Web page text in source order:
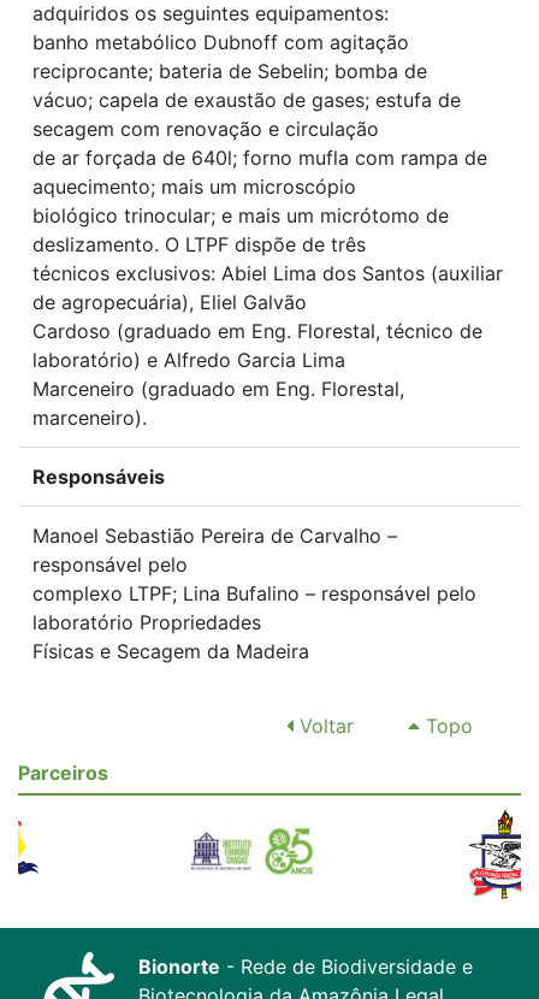
adquiridos os seguintes equipamentos:
banho metabólico Dubnoff com agitação
reciprocante; bateria de Sebelin; bomba de
vácuo; capela de exaustão de gases; estufa de
secagem com renovação e circulação
de ar forçada de 640l; forno mufla com rampa de
aquecimento; mais um microscópio
biológico trinocular; e mais um micrótomo de
deslizamento. O LTPF dispõe de três
técnicos exclusivos: Abiel Lima dos Santos (auxiliar
de agropecuária), Eliel Galvão
Cardoso (graduado em Eng. Florestal, técnico de
laboratório) e Alfredo Garcia Lima
Marceneiro (graduado em Eng. Florestal,
marceneiro).
Responsáveis
Manoel Sebastião Pereira de Carvalho –
responsável pelo
complexo LTPF; Lina Bufalino – responsável pelo
laboratório Propriedades
Físicas e Secagem da Madeira
Voltar
Topo
Parceiros
Bionorte - Rede de Biodiversidade e